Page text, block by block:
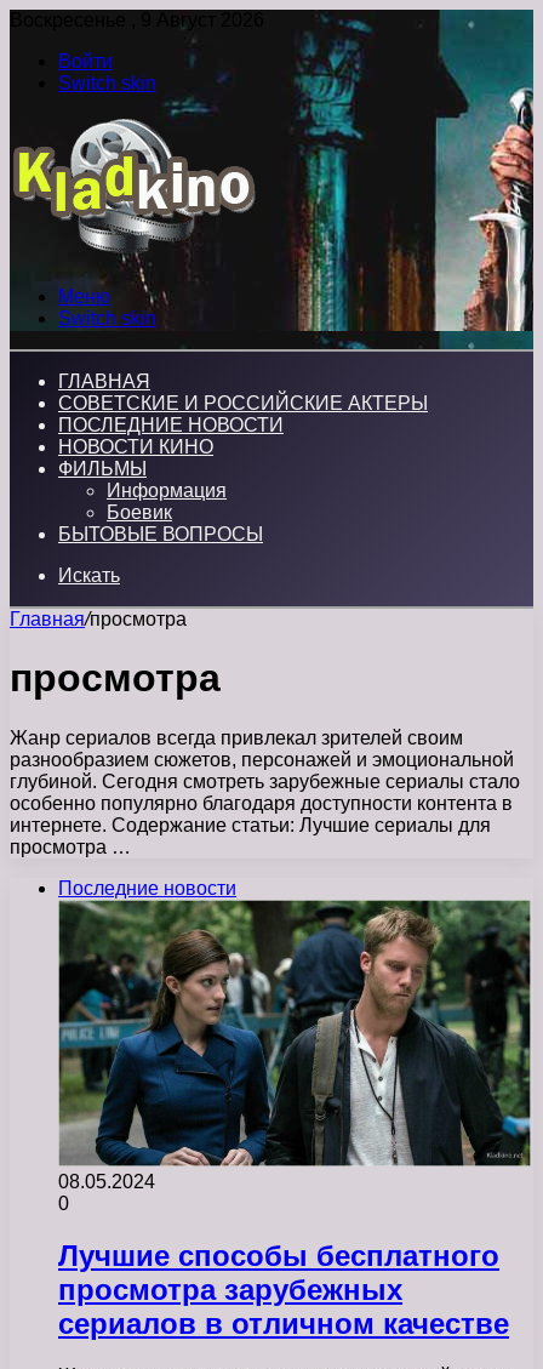
Воскресенье , 9 Август 2026
Войти
Switch skin
Меню
Switch skin
ГЛАВНАЯ
СОВЕТСКИЕ И РОССИЙСКИЕ АКТЕРЫ
ПОСЛЕДНИЕ НОВОСТИ
НОВОСТИ КИНО
ФИЛЬМЫ
Информация
Боевик
БЫТОВЫЕ ВОПРОСЫ
Искать
Главная/просмотра
просмотра
Жанр сериалов всегда привлекал зрителей своим
разнообразием сюжетов, персонажей и эмоциональной
глубиной. Сегодня смотреть зарубежные сериалы стало
особенно популярно благодаря доступности контента в
интернете. Содержание статьи: Лучшие сериалы для
просмотра …
Последние новости
08.05.2024
0
Лучшие способы бесплатного
просмотра зарубежных
сериалов в отличном качестве